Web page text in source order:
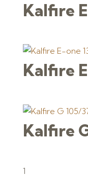
Kalfire
Kalfire
Kalfire
1